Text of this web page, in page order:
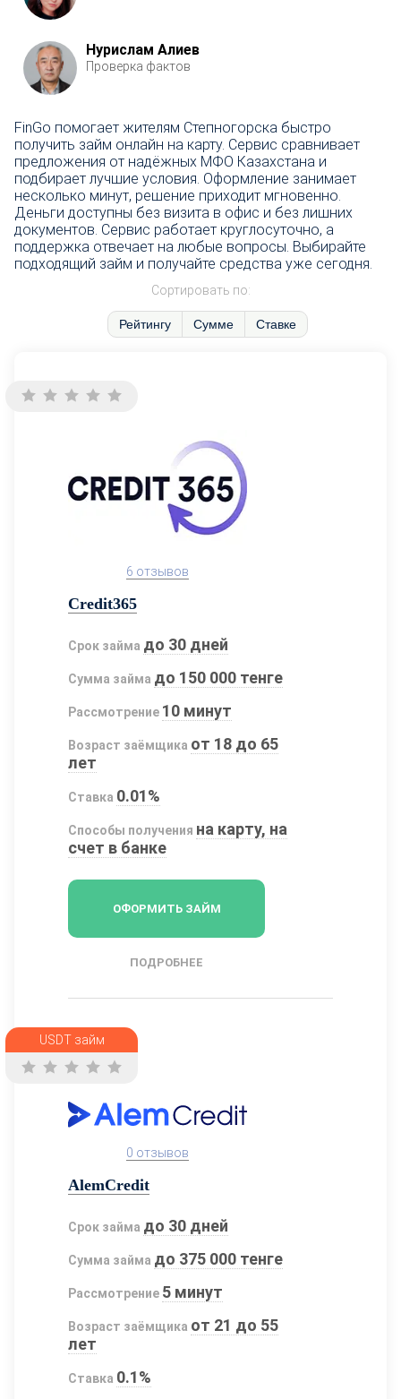
Нурислам Алиев
Проверка фактов
FinGo помогает жителям Степногорска быстро
получить займ онлайн на карту. Сервис сравнивает
предложения от надёжных МФО Казахстана и
подбирает лучшие условия. Оформление занимает
несколько минут, решение приходит мгновенно.
Деньги доступны без визита в офис и без лишних
документов. Сервис работает круглосуточно, а
поддержка отвечает на любые вопросы. Выбирайте
подходящий займ и получайте средства уже сегодня.
Сортировать по:
Рейтингу Сумме Ставке
6 отзывов
Credit365
Срок займа до 30 дней
Сумма займа до 150 000 тенге
Рассмотрение 10 минут
Возраст заёмщика от 18 до 65
лет
Ставка 0.01%
Способы получения на карту, на
счет в банке
ОФОРМИТЬ ЗАЙМ
ПОДРОБНЕЕ
USDT займ
0 отзывов
AlemCredit
Срок займа до 30 дней
Сумма займа до 375 000 тенге
Рассмотрение 5 минут
Возраст заёмщика от 21 до 55
лет
Ставка 0.1%